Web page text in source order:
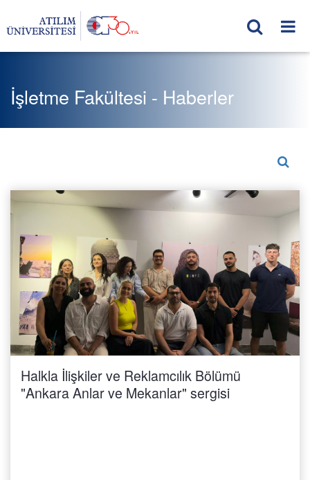
İşletme Fakültesi - Haberler
Halkla İlişkiler ve Reklamcılık Bölümü
"Ankara Anlar ve Mekanlar" sergisi